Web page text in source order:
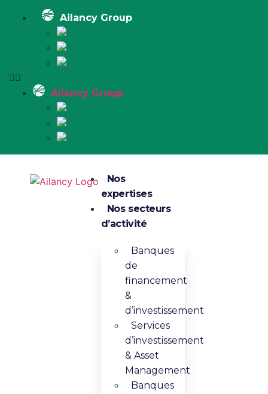
Ailancy Group
Ailancy Group
Nos
expertises
Nos secteurs
d’activité
Banques
de
financement
&
d’investissement
Services
d’investissement
& Asset
Management​
Banques